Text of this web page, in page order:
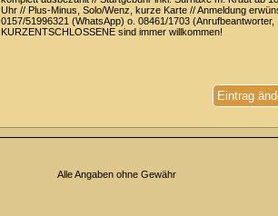
Uhr // Plus-Minus, Solo/Wenz, kurze Karte // Anmeldung
0157/51996321 (WhatsApp) o. 08461/1703 (Anrufbeantworter,
KURZENTSCHLOSSENE sind immer willkommen!
Eintrag
Alle Angaben ohne Gewähr